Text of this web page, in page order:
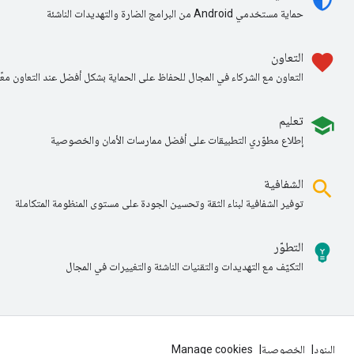
حماية مستخدمي Android من البرامج الضارة والتهديدات الناشئة
favorite التعاون
التعاون مع الشركاء في المجال للحفاظ على الحماية بشكل أفضل عند التعاون
school تعليم
إطلاع مطوّري التطبيقات على أفضل ممارسات الأمان والخصوصية
search الشفافية
توفير الشفافية لبناء الثقة وتحسين الجودة على مستوى المنظومة المتكاملة
emoji_objects التطوّر
التكيّف مع التهديدات والتقنيات الناشئة والتغييرات في المجال
البنود الخصوصية Manage cookies